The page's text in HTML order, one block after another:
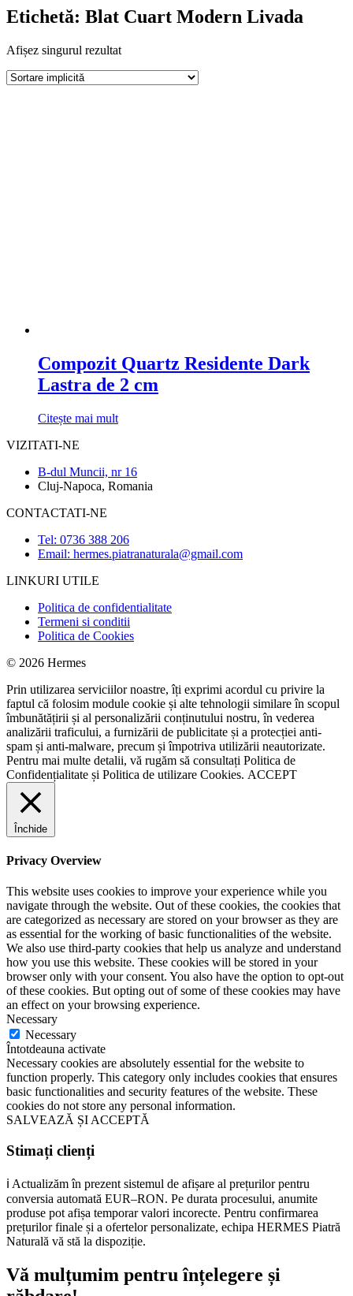
Etichetă: Blat Cuart Modern Livada
Afișez singurul rezultat
Compozit Quartz Residente Dark
Lastra de 2 cm
Citește mai mult
VIZITATI-NE
B-dul Muncii, nr 16
Cluj-Napoca, Romania
CONTACTATI-NE
Tel: 0736 388 206
Email: hermes.piatranaturala@gmail.com
LINKURI UTILE
Politica de confidentialitate
Termeni si conditii
Politica de Cookies
© 2026 Hermes
Prin utilizarea serviciilor noastre, îți exprimi acordul cu privire la
faptul că folosim module cookie și alte tehnologii similare în scopul
îmbunătățirii și al personalizării conținutului nostru, în vederea
analizării traficului, a furnizării de publicitate și a protecției anti-
spam și anti-malware, precum și împotriva utilizării neautorizate.
Pentru mai multe detalii, vă rugăm să consultați Politica de
Confidențialitate și Politica de utilizare Cookies. ACCEPT
Închide
Privacy Overview
This website uses cookies to improve your experience while you
navigate through the website. Out of these cookies, the cookies that
are categorized as necessary are stored on your browser as they are
as essential for the working of basic functionalities of the website.
We also use third-party cookies that help us analyze and understand
how you use this website. These cookies will be stored in your
browser only with your consent. You also have the option to opt-out
of these cookies. But opting out of some of these cookies may have
an effect on your browsing experience.
Necessary
Necessary
Întotdeauna activate
Necessary cookies are absolutely essential for the website to
function properly. This category only includes cookies that ensures
basic functionalities and security features of the website. These
cookies do not store any personal information.
SALVEAZĂ ȘI ACCEPTĂ
Stimați clienți
ℹ️ Actualizăm în prezent sistemul de afișare al prețurilor pentru
conversia automată EUR–RON. Pe durata procesului, anumite
produse pot afișa temporar valori incorecte. Pentru confirmarea
prețurilor finale și a ofertelor personalizate, echipa HERMES Piatră
Naturală vă stă la dispoziție.
Vă mulțumim pentru înțelegere și